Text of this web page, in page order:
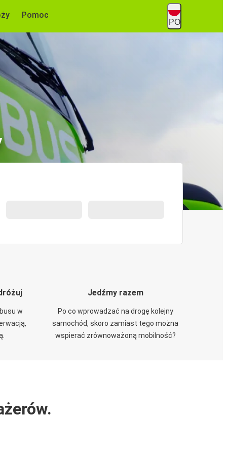
Pomoc
PO
w
Jedźmy razem
Po co wprowadzać na drogę kolejny
samochód, skoro zamiast tego można
wspierać zrównoważoną mobilność?